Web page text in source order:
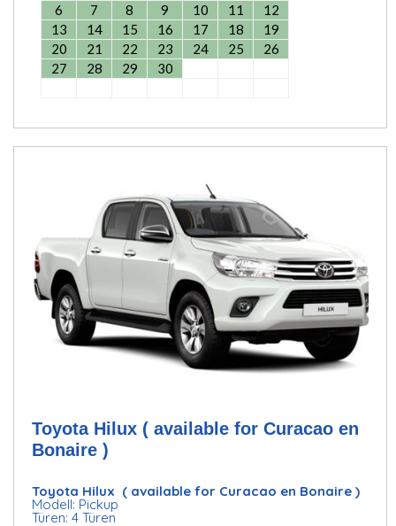
6
7 8 9 10 11
12
13
14 15 16 17 18
19
20
21 22 23 24 25
26
27
28 29 30
Toyota Hilux ( available for Curacao en
Bonaire )
Toyota Hilux ( available for Curacao en Bonaire )
Modell: Pickup
Türen: 4 Türen